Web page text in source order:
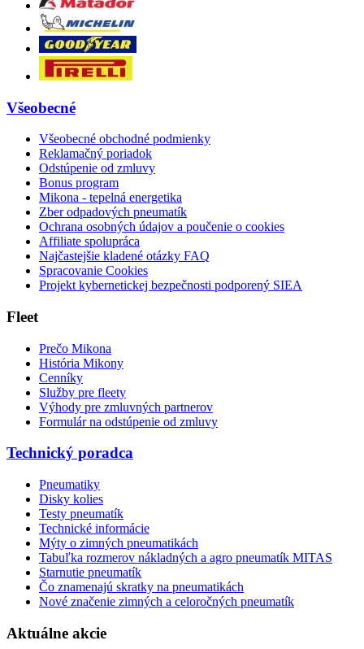
Všeobecné
Všeobecné obchodné podmienky
Reklamačný poriadok
Odstúpenie od zmluvy
Bonus program
Mikona - tepelná energetika
Zber odpadových pneumatík
Ochrana osobných údajov a poučenie o cookies
Affiliate spolupráca
Najčastejšie kladené otázky FAQ
Spracovanie Cookies
Projekt kybernetickej bezpečnosti podporený SIEA
Fleet
Prečo Mikona
História Mikony
Cenníky
Služby pre fleety
Výhody pre zmluvných partnerov
Formulár na odstúpenie od zmluvy
Technický poradca
Pneumatiky
Disky kolies
Testy pneumatík
Technické informácie
Mýty o zimných pneumatikách
Tabuľka rozmerov nákladných a agro pneumatík MITAS
Starnutie pneumatík
Čo znamenajú skratky na pneumatikách
Nové značenie zimných a celoročných pneumatík
Aktuálne akcie